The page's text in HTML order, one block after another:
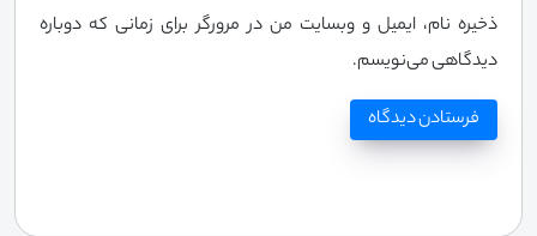
ذخیره نام، ایمیل و وبسایت من در مرورگر برای زمانی که دوباره
دیدگاهی می‌نویسم.